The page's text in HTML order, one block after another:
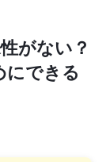
がない？
にできる